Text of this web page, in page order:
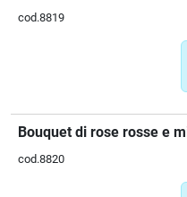
cod.8819
Bouquet di rose rosse e
cod.8820